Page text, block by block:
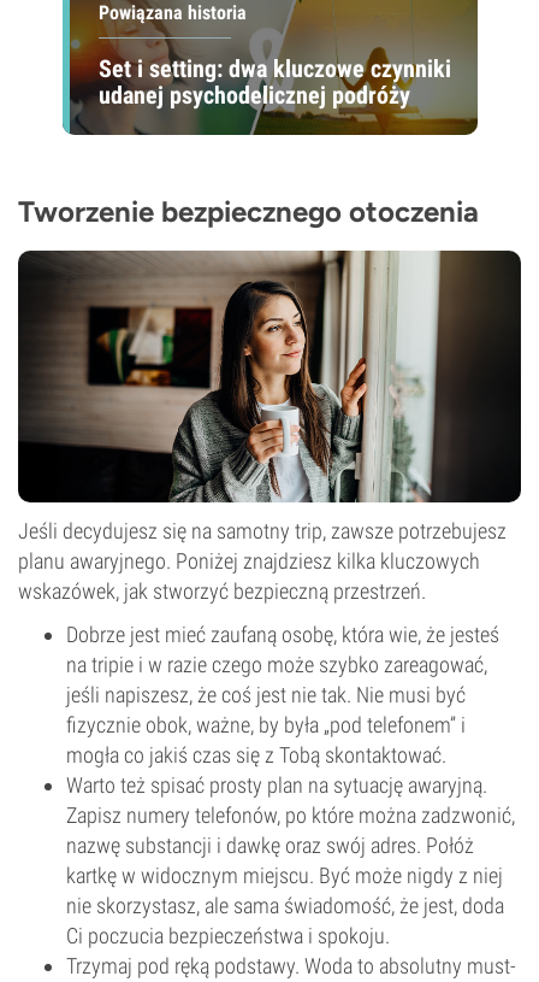
Powiązana historia
Set i setting: dwa kluczowe czynniki
udanej psychodelicznej podróży
Tworzenie bezpiecznego otoczenia
Jeśli decydujesz się na samotny trip, zawsze potrzebujesz
planu awaryjnego. Poniżej znajdziesz kilka kluczowych
wskazówek, jak stworzyć bezpieczną przestrzeń.
Dobrze jest mieć zaufaną osobę, która wie, że jesteś
na tripie i w razie czego może szybko zareagować,
jeśli napiszesz, że coś jest nie tak. Nie musi być
fizycznie obok, ważne, by była „pod telefonem” i
mogła co jakiś czas się z Tobą skontaktować.
Warto też spisać prosty plan na sytuację awaryjną.
Zapisz numery telefonów, po które można zadzwonić,
nazwę substancji i dawkę oraz swój adres. Połóż
kartkę w widocznym miejscu. Być może nigdy z niej
nie skorzystasz, ale sama świadomość, że jest, doda
Ci poczucia bezpieczeństwa i spokoju.
Trzymaj pod ręką podstawy. Woda to absolutny must-